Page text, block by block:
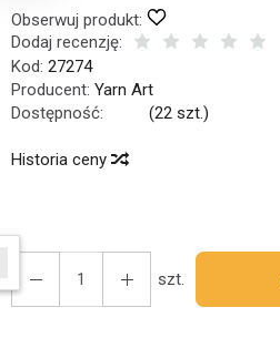
Obserwuj produkt:
Dodaj recenzję:
Kod: 27274
Producent: Yarn Art
Dostępność:
(22 szt.)
Historia ceny
szt.
produktem interesuje się